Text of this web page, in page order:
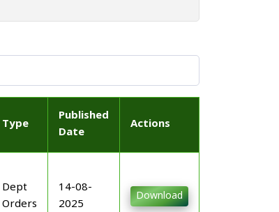
Type
Published
Date
Actions
Dept
Orders
14-08-
2025
Download